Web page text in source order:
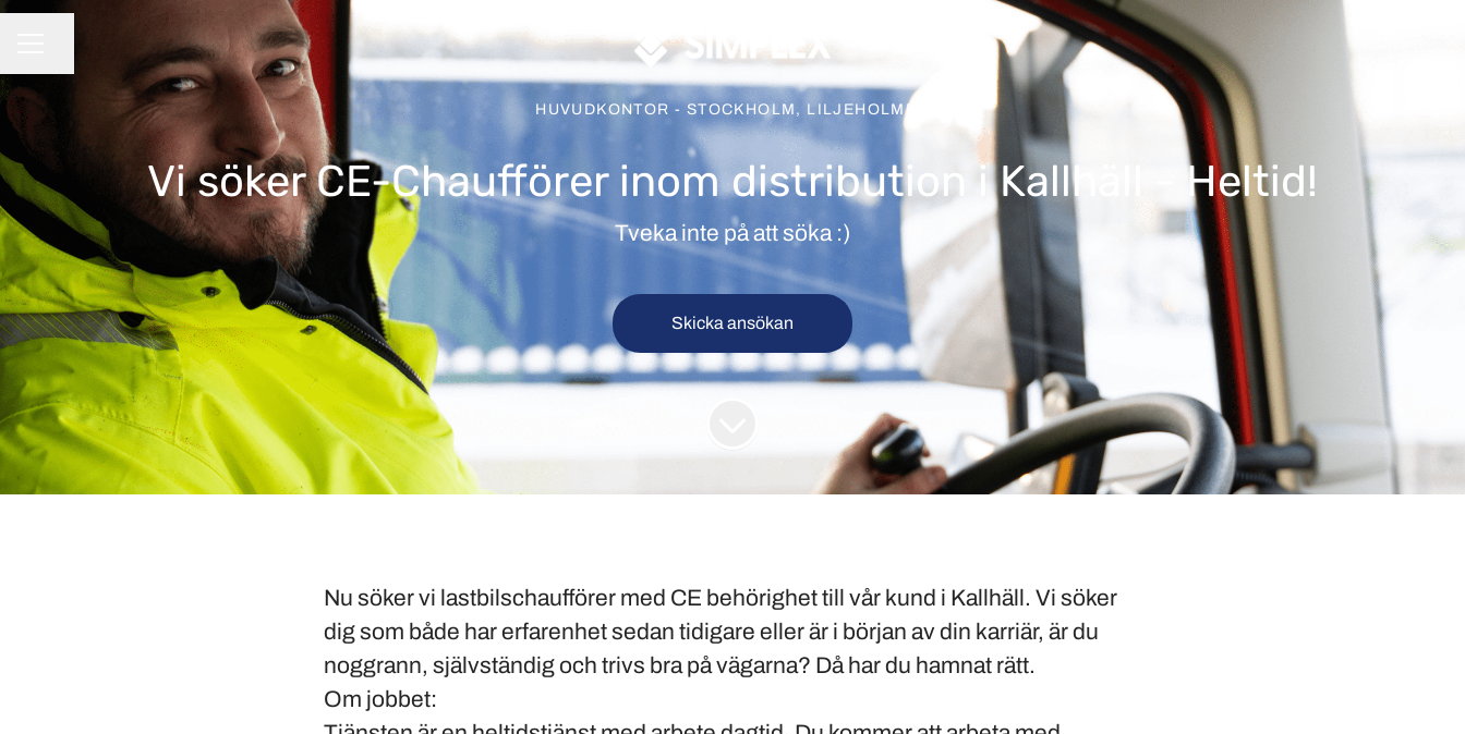
HUVUDKONTOR - STOCKHOLM, LILJEHOLMEN
Vi söker CE-Chaufförer inom distribution i Kallhäll - Heltid!
Tveka inte på att söka :)
Skicka ansökan
Nu söker vi lastbilschaufförer med CE behörighet till vår kund i Kallhäll. Vi söker
dig som både har erfarenhet sedan tidigare eller är i början av din karriär, är du
noggrann, självständig och trivs bra på vägarna? Då har du hamnat rätt.
Om jobbet: